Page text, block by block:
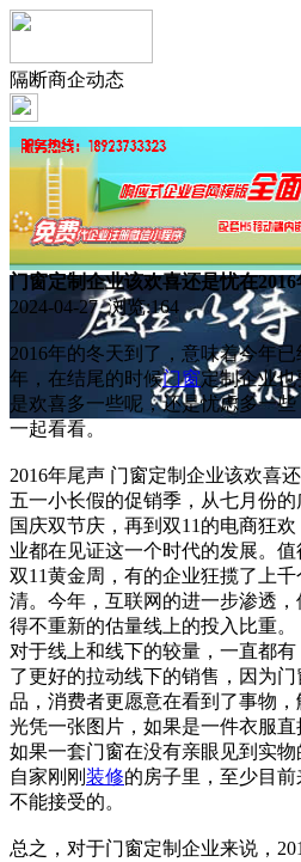
隔断商企动态
门窗定制企业该欢喜还是忧在
2024-04-27 浏览:164
2016年的冬天到了，意味着今年
年，在结尾的时候门窗定制企业也
是欢喜多一些呢，还是忧虑多一
一起看看。
2016年尾声 门窗定制企业该欢喜
五一小长假的促销季，从七月份
国庆双节庆，再到双11的电商狂
业都在见证这一个时代的发展。
双11黄金周，有的企业狂揽了上
清。今年，互联网的进一步渗透
得不重新的估量线上的投入比重。
对于线上和线下的较量，一直都
了更好的拉动线下的销售，因为
品，消费者更愿意在看到了事物
光凭一张图片，如果是一件衣服
如果一套门窗在没有亲眼见到实
自家刚刚 装修的房子里，至少目
不能接受的。
总之，对于门窗定制企业来说，